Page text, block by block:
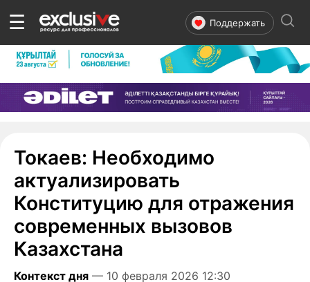
☰ Поддержать
Токаев: Необходимо
актуализировать
Конституцию для отражения
современных вызовов
Казахстана
Контекст дня — 10 февраля 2026 12:30